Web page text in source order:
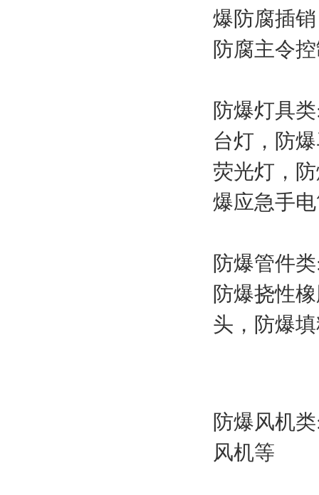
爆防腐插
防腐主令
防爆灯具
台灯，防
荧光灯，
爆应急手
防爆管件
防爆挠性
头，防爆
防爆风机
风机等